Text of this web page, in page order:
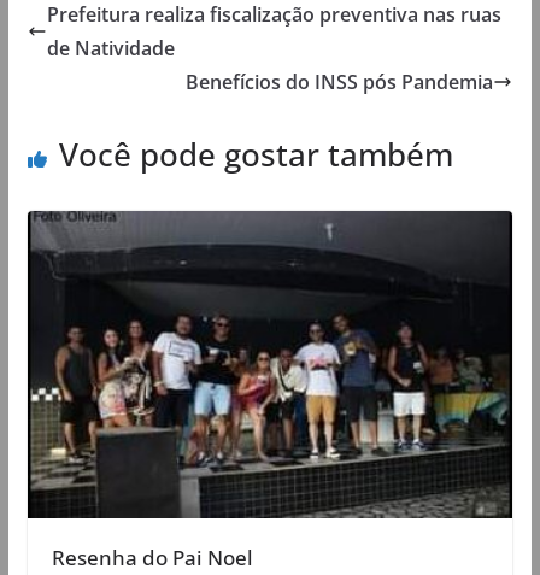
Prefeitura realiza fiscalização preventiva nas ruas
de Natividade
Benefícios do INSS pós Pandemia
Você pode gostar também
Resenha do Pai Noel